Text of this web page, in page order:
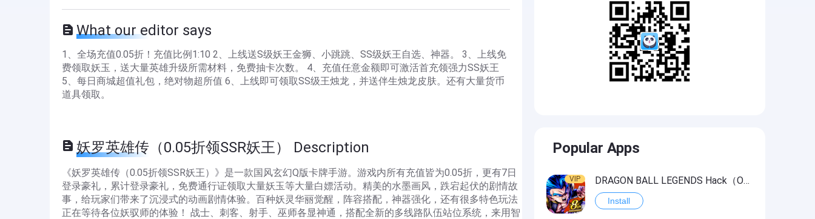
What our editor says
1、全场充值0.05折！充值比例1:10 2、上线送S级妖王金狮、小跳跳、SS级妖王自选、神器。 3、上线免
费领取妖玉，送大量英雄升级所需材料，免费抽卡次数。 4、充值任意金额即可激活首充领强力SS妖王
5、每日商城超值礼包，绝对物超所值 6、上线即可领取SS级王烛龙，并送伴生烛龙皮肤。还有大量货币
道具领取。
妖罗英雄传（0.05折领SSR妖王） Description
《妖罗英雄传（0.05折领SSR妖王）》是一款国风玄幻Q版卡牌手游。游戏内所有充值皆为0.05折，更有7日
登录豪礼，累计登录豪礼，免费通行证领取大量妖玉等大量白嫖活动。精美的水墨画风，跌宕起伏的剧情故
事，给玩家们带来了沉浸式的动画剧情体验。百种妖灵华丽觉醒，阵容搭配，神器强化，还有很多特色玩法
正在等待各位妖驭师的体验！ 战士、刺客、射手、巫师各显神通，搭配全新的多线路队伍站位系统，来用智
Popular Apps
VIP DRAGON BALL LEGENDS Hack（OneHitKill）
Install